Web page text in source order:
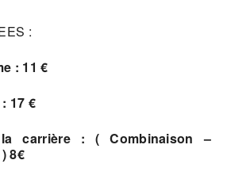
:
: 11 €
17 €
carrière : ( Combinaison –
8€